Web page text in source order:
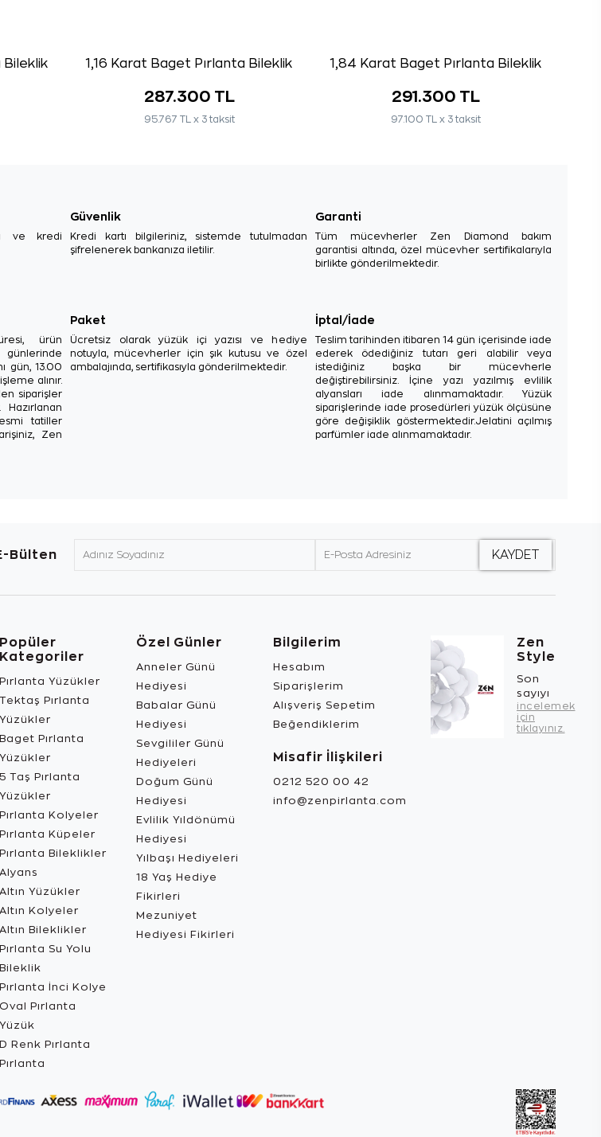
Bileklik 1,16 Karat Baget Pırlanta Bileklik
287.300 TL
95.767 TL x 3 taksit
1,84 Karat Baget Pırlanta Bileklik
291.300 TL
97.100 TL x 3 taksit
ve kredi
Güvenlik
Kredi kartı bilgileriniz, sistemde tutulmadan
şifrelenerek bankanıza iletilir.
Garanti
Tüm mücevherler Zen Diamond bakım
garantisi altında, özel mücevher sertifikalarıyla
birlikte gönderilmektedir.
ürün
günlerinde
gün, 13.00
alınır.
siparişler
tatiller
Zen
Paket
Ücretsiz olarak yüzük içi yazısı ve hediye
notuyla, mücevherler için şık kutusu ve özel
ambalajında, sertifikasıyla gönderilmektedir.
İptal/İade
Teslim tarihinden itibaren 14 gün içerisinde iade
ederek ödediğiniz tutarı geri alabilir veya
istediğiniz başka bir mücevherle
değiştirebilirsiniz. İçine yazı yazılmış evlilik
alyansları iade alınmamaktadır. Yüzük
siparişlerinde iade prosedürleri yüzük ölçüsüne
göre değişiklik göstermektedir.Jelatini açılmış
parfümler iade alınmamaktadır.
Bülten
Popüler
Kategoriler
Pırlanta Yüzükler
Tektaş Pırlanta
Yüzükler
Baget Pırlanta
Yüzükler
5 Taş Pırlanta
Yüzükler
Pırlanta Kolyeler
Pırlanta Küpeler
Pırlanta Bileklikler
Alyans
Altın Yüzükler
Altın Kolyeler
Altın Bileklikler
Pırlanta Su Yolu
Bileklik
Pırlanta İnci Kolye
Oval Pırlanta
Yüzük
D Renk Pırlanta
Pırlanta
Özel Günler
Anneler Günü
Hediyesi
Babalar Günü
Hediyesi
Sevgililer Günü
Hediyeleri
Doğum Günü
Hediyesi
Evlilik Yıldönümü
Hediyesi
Yılbaşı Hediyeleri
18 Yaş Hediye
Fikirleri
Mezuniyet
Hediyesi Fikirleri
Bilgilerim
Hesabım
Siparişlerim
Alışveriş Sepetim
Beğendiklerim
Misafir İlişkileri
0212 520 00 42
info@zenpirlanta.com
Zen
Style
Son
sayıyı
incelemek
için
tıklayınız.